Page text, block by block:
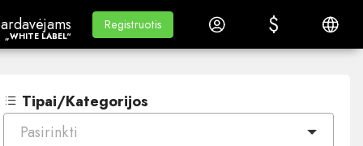
Label“
„WHITE LABEL“
Mokymasis
Mokymasis
Registruotis
Registruotis Prisijungti $
$ Lietuvių
Tipai/Kategorijos
Pasirinkti